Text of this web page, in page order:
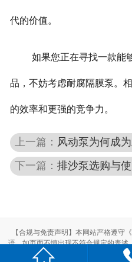
代的价值。
如果您正在寻找一款能
品，不妨考虑耐腐隔膜泵。
的效率和更强的竞争力。
上一篇： 风动泵为何成
下一篇：排沙泵选购与

【合规与免责声明】本网站严格遵守
语。如页面不慎出现不符合规定的表述
仅供参考，不